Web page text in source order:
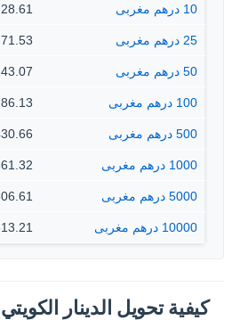
10 درهم مغربى 28.61 دينار كويتى
25 درهم مغربى 71.53 دينار كويتى
50 درهم مغربى 143.07 دينار
100 درهم مغربى 286.13 دينار
500 درهم مغربى 1,430.66
1000 درهم مغربى 2,861.32
5000 درهم مغربى 14,306.61
10000 درهم مغربى 28,613.21
كيفية تحويل الدينار